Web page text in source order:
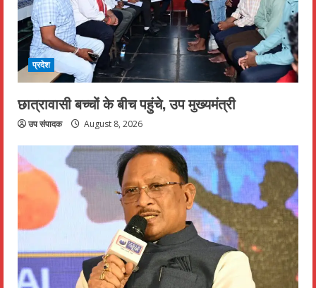
प्रदेश
छात्रावासी बच्चों के बीच पहुंचे, उप मुख्यमंत्री
उप संपादक August 8, 2026